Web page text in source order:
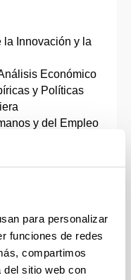
para personalizar
funciones de redes
compartimos
del sitio web con
la Innovación y la
Económico
y Políticas
y del Empleo
y Performativo